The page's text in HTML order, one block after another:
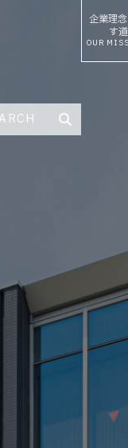
企業理念
す道
OUR